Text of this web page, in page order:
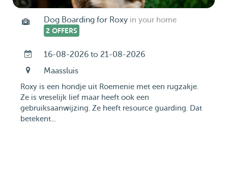
Dog Boarding for Roxy in your home
2 OFFERS
16-08-2026 to 21-08-2026
Maassluis
Roxy is een hondje uit Roemenie met een rugzakje.
Ze is vreselijk lief maar heeft ook een
gebruiksaanwijzing. Ze heeft resource guarding. Dat
betekent...